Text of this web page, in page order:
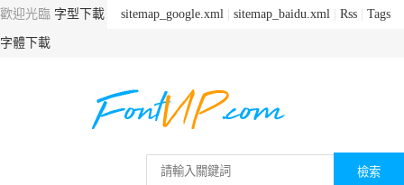
sitemap_google.xml sitemap_baidu.xml Rss Tags
歡迎光臨 字型下載
字體下載